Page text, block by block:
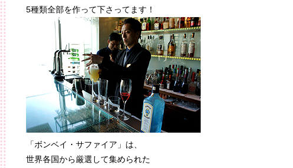
5種類全部を作って下さってます！
「ボンベイ・サファイア」は、
世界各国から厳選して集められた